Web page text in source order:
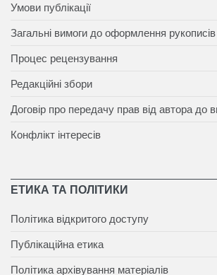
Умови публікації
Загальні вимоги до оформлення рукописів
Процес рецензування
Редакційні збори
Договір про передачу прав від автора до
Конфлікт інтересів
ЕТИКА ТА ПОЛІТИКИ
Політика відкритого доступу
Публікаційна етика
Політика архівування матеріалів